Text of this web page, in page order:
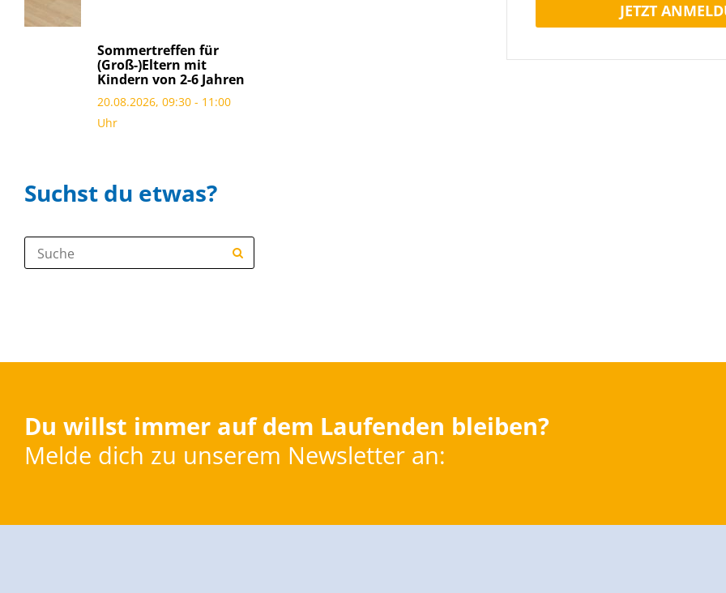
Sommertreffen für
(Groß-)Eltern mit
Kindern von 2-6 Jahren
20.08.2026, 09:30 - 11:00
Uhr
Suchst du etwas?
Suche:
JETZT
Du willst immer auf dem Laufenden bleiben?
Melde dich zu unserem Newsletter an: